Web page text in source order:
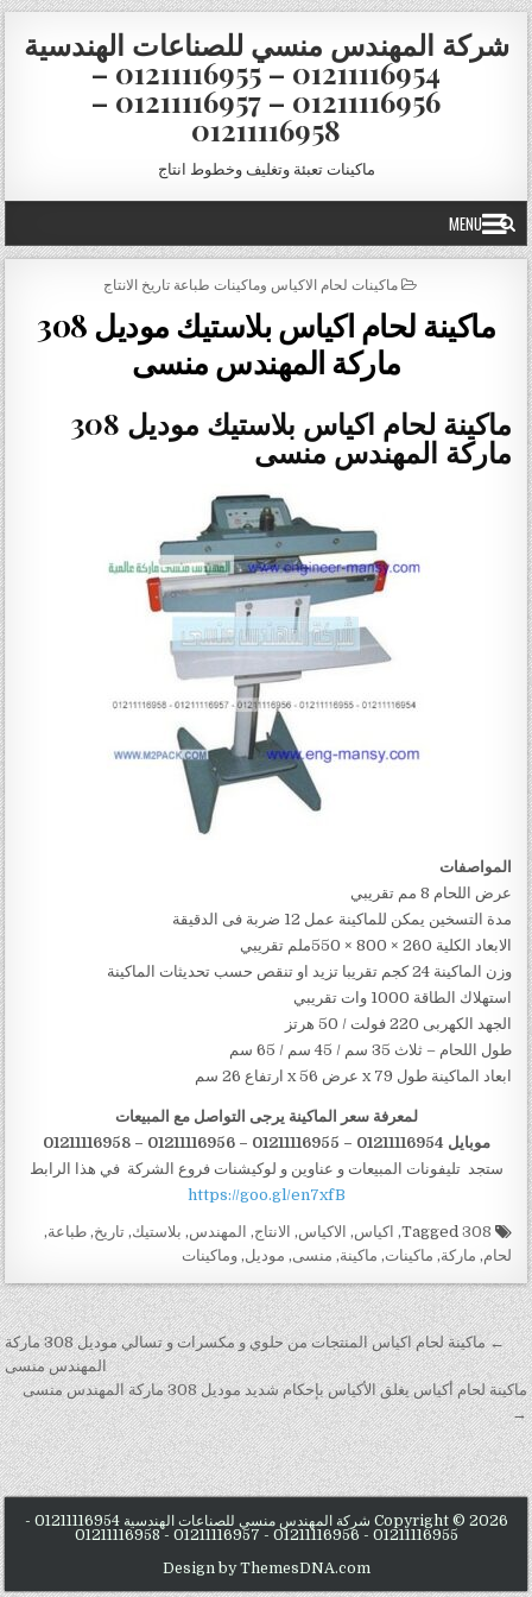
Skip to content
شركة المهندس منسي للصناعات الهندسية
01211116954 – 01211116955 –
01211116956 – 01211116957 –
01211116958
ماكينات تعبئة وتغليف وخطوط انتاج
MENU
POSTED IN
ماكينات لحام الاكياس وماكينات طباعة تاريخ الانتاج
ماكينة لحام اكياس بلاستيك موديل 308
ماركة المهندس منسى
ماكينة لحام اكياس بلاستيك موديل 308
ماركة المهندس منسى
المواصفات
عرض اللحام 8 مم تقريبي
مدة التسخين يمكن للماكينة عمل 12 ضربة فى الدقيقة
الابعاد الكلية 260 × 800 × 550ملم تقريبي
وزن الماكينة 24 كجم تقريبا تزيد او تنقص حسب تحديثات الماكينة
استهلاك الطاقة 1000 وات تقريبي
الجهد الكهربى 220 فولت / 50 هرتز
طول اللحام – ثلاث 35 سم / 45 سم / 65 سم
ابعاد الماكينة طول 79 x عرض 56 x ارتفاع 26 سم
لمعرفة سعر الماكينة يرجى التواصل مع المبيعات
موبايل 01211116954 – 01211116955 – 01211116956
–
01211116958
ستجد تليفونات المبيعات و عناوين و لوكيشنات فروع الشركة في هذا الرابط
https://goo.gl/en7xfB
308
, اكياس, الاكياس, الانتاج, المهندس, بلاستيك,تاريخ,طباعة,
لحام, ماركة, ماكينات, ماكينة, منسى, موديل,وماكينات
تصفّح المقالات
← ماكينة لحام اكياس المنتجات من حلوي و مكسرات و تسالي موديل 308 ماركة
المهندس منسى
ماكينة لحام أكياس يغلق الأكياس بإحكام شديد موديل 308 ماركة المهندس منسى
→
Copyright © 2026 شركة المهندس منسي للصناعات الهندسية 01211116954 -
01211116955 - 01211116956 - 01211116957 - 01211116958
Design by ThemesDNA.com